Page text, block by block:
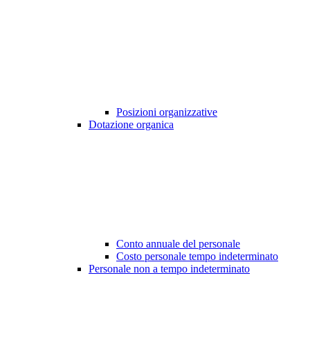
Posizioni organizzative
Dotazione organica
Conto annuale del personale
Costo personale tempo indeterminato
Personale non a tempo indeterminato